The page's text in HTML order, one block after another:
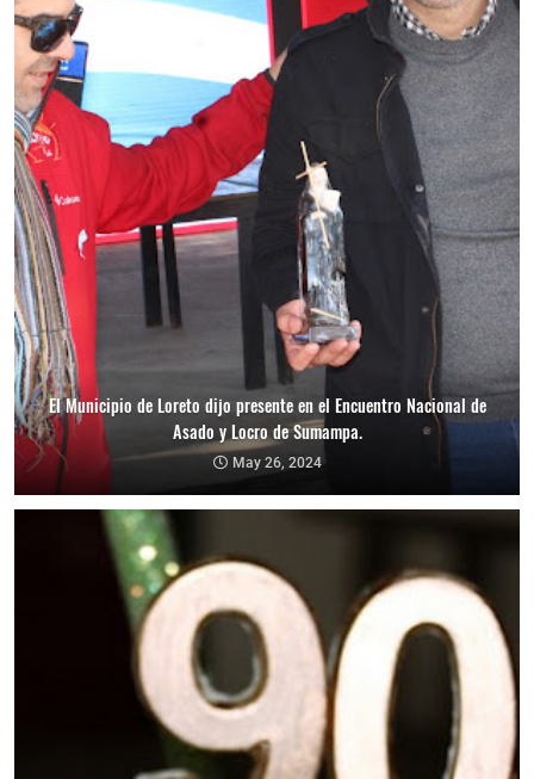
El Municipio de Loreto dijo presente en el Encuentro Nacional de
Asado y Locro de Sumampa.
May 26, 2024